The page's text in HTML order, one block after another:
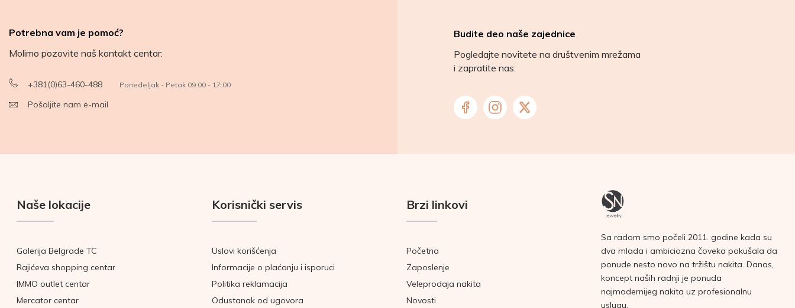
Potrebna vam je pomoć?
Molimo pozovite naš kontakt centar:
+381(0)63-460-488 Ponedeljak - Petak 09:00 - 17:00
Pošaljite nam e-mail
Budite deo naše zajednice
Pogledajte novitete na društvenim mrežama
i zapratite nas:
Naše lokacije
Galerija Belgrade TC
Rajićeva shopping centar
IMMO outlet centar
Mercator centar
Korisnički servis
Uslovi korišćenja
Informacije o plaćanju i isporuci
Politika reklamacija
Odustanak od ugovora
Brzi linkovi
Početna
Zaposlenje
Veleprodaja nakita
Novosti
Sa radom smo počeli 2011. godine kada su
dva mlada i ambiciozna čoveka pokušala da
ponude nesto novo na tržištu nakita. Danas,
koncept naših radnji je ponuda
najmodernijeg nakita uz profesionalnu
uslugu.